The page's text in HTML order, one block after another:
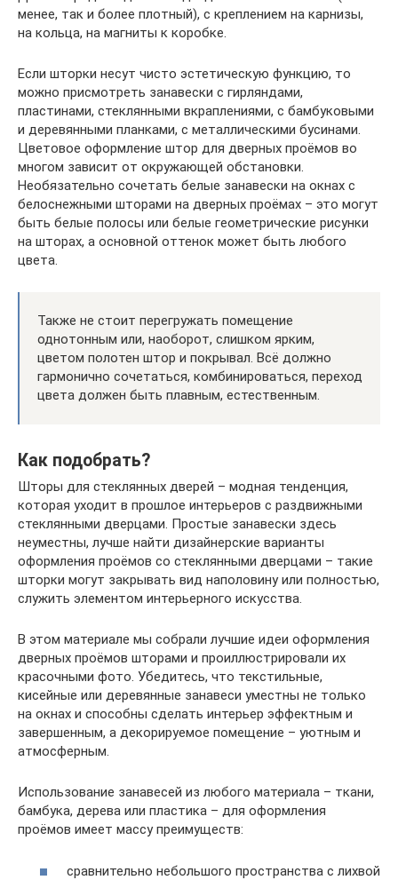
менее, так и более плотный), с креплением на карнизы,
на кольца, на магниты к коробке.
Если шторки несут чисто эстетическую функцию, то
можно присмотреть занавески с гирляндами,
пластинами, стеклянными вкраплениями, с бамбуковыми
и деревянными планками, с металлическими бусинами.
Цветовое оформление штор для дверных проёмов во
многом зависит от окружающей обстановки.
Необязательно сочетать белые занавески на окнах с
белоснежными шторами на дверных проёмах – это могут
быть белые полосы или белые геометрические рисунки
на шторах, а основной оттенок может быть любого
цвета.
Также не стоит перегружать помещение
однотонным или, наоборот, слишком ярким,
цветом полотен штор и покрывал. Всё должно
гармонично сочетаться, комбинироваться, переход
цвета должен быть плавным, естественным.
Как подобрать?
Шторы для стеклянных дверей – модная тенденция,
которая уходит в прошлое интерьеров с раздвижными
стеклянными дверцами. Простые занавески здесь
неуместны, лучше найти дизайнерские варианты
оформления проёмов со стеклянными дверцами – такие
шторки могут закрывать вид наполовину или полностью,
служить элементом интерьерного искусства.
В этом материале мы собрали лучшие идеи оформления
дверных проёмов шторами и проиллюстрировали их
красочными фото. Убедитесь, что текстильные,
кисейные или деревянные занавеси уместны не только
на окнах и способны сделать интерьер эффектным и
завершенным, а декорируемое помещение – уютным и
атмосферным.
Использование занавесей из любого материала – ткани,
бамбука, дерева или пластика – для оформления
проёмов имеет массу преимуществ:
сравнительно небольшого пространства с лихвой